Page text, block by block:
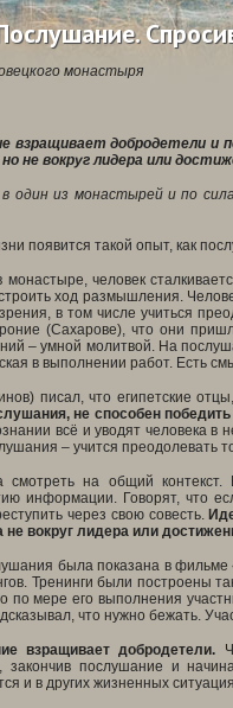
монастыря
взращивает добродетели и
не вокруг лидера или
в один из монастырей и по
появится такой опыт, как
человек
ход размышления.
в том числе учиться
(Сахарове), что они
– умной молитвой. На
в выполнении работ. Есть
писал, что египетские
не способен
всё и уводят человека
– учится преодолевать
смотреть на общий
информации. Говорят, что
через свою совесть.
не вокруг лидера или
была показана в
Тренинги были построены
по мере его выполнения
что нужно бежать.
взращивает добродетели.
закончив послушание и
и в других жизненных